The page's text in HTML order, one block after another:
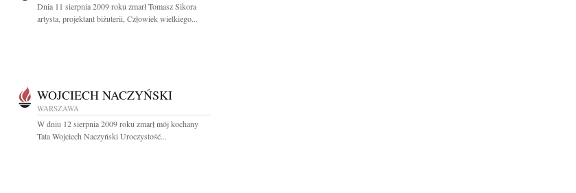
Dnia 11 sierpnia 2009 roku zmarł Tomasz Sikora
artysta, projektant biżuterii, Człowiek wielkiego...
WOJCIECH NACZYŃSKI
WARSZAWA
W dniu 12 sierpnia 2009 roku zmarł mój kochany
Tata Wojciech Naczyński Uroczystość...